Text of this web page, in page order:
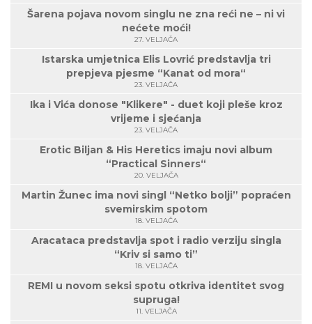
Šarena pojava novom singlu ne zna reći ne – ni vi
nećete moći!
27. VELJAČA
Istarska umjetnica Elis Lovrić predstavlja tri
prepjeva pjesme “Kanat od mora“
23. VELJAČA
Ika i Vića donose "Klikere" - duet koji pleše kroz
vrijeme i sjećanja
23. VELJAČA
Erotic Biljan & His Heretics imaju novi album
“Practical Sinners“
20. VELJAČA
Martin Žunec ima novi singl “Netko bolji” popraćen
svemirskim spotom
18. VELJAČA
Aracataca predstavlja spot i radio verziju singla
“Kriv si samo ti”
18. VELJAČA
REMI u novom seksi spotu otkriva identitet svog
supruga!
11. VELJAČA